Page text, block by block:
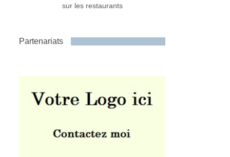
sur les restaurants
Partenariats